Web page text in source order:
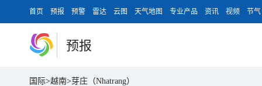
首页 预报 预警 雷达 云图 天气地图 专业产品 资讯 视频 节气
预报
国际>越南>芽庄（Nhatrang）